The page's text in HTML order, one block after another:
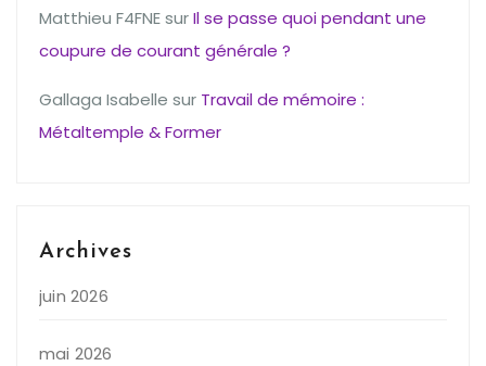
Matthieu F4FNEsurIl se passe quoi pendant une
coupure de courant générale ?
Gallaga Isabelle sur Travail de mémoire :
Métaltemple & Former
Archives
juin 2026
mai 2026